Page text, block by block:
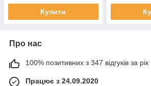
Купити
Про нас
100% позитивних з 347 відгуків за рік
Працює з 24.09.2020